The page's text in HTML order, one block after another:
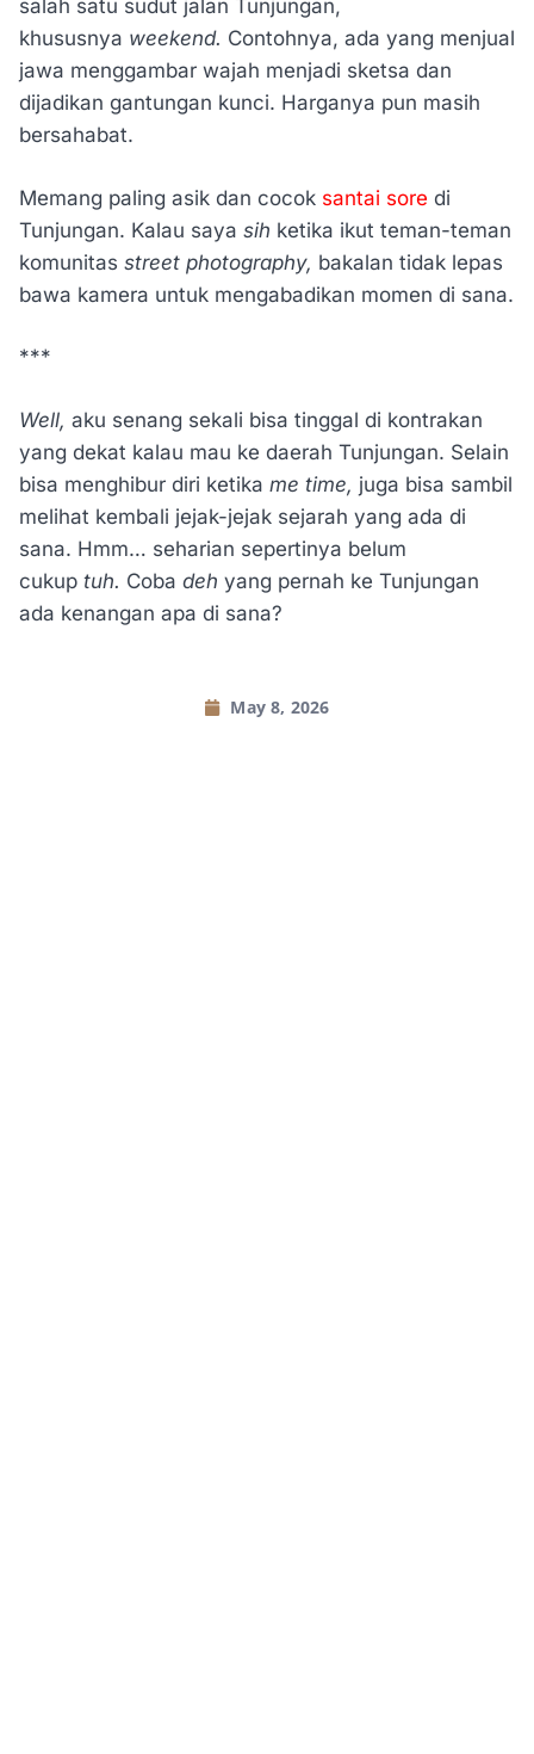
salah satu sudut jalan Tunjungan,
khususnya weekend. Contohnya, ada yang menjual
jawa menggambar wajah menjadi sketsa dan
dijadikan gantungan kunci. Harganya pun masih
bersahabat.
Memang paling asik dan cocok santai sore di
Tunjungan. Kalau saya sih ketika ikut teman-teman
komunitas street photography, bakalan tidak lepas
bawa kamera untuk mengabadikan momen di sana.
***
Well, aku senang sekali bisa tinggal di kontrakan
yang dekat kalau mau ke daerah Tunjungan. Selain
bisa menghibur diri ketika me time, juga bisa sambil
melihat kembali jejak-jejak sejarah yang ada di
sana. Hmm… seharian sepertinya belum
cukup tuh. Coba deh yang pernah ke Tunjungan
ada kenangan apa di sana?
May 8, 2026